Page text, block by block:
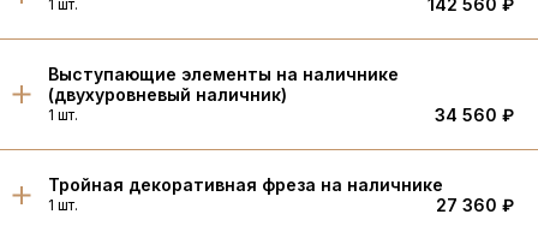
1 шт. 142 560 ₽
Выступающие элементы на наличнике
(двухуровневый наличник)
1 шт. 34 560 ₽
Тройная декоративная фреза на наличнике
1 шт. 27 360 ₽